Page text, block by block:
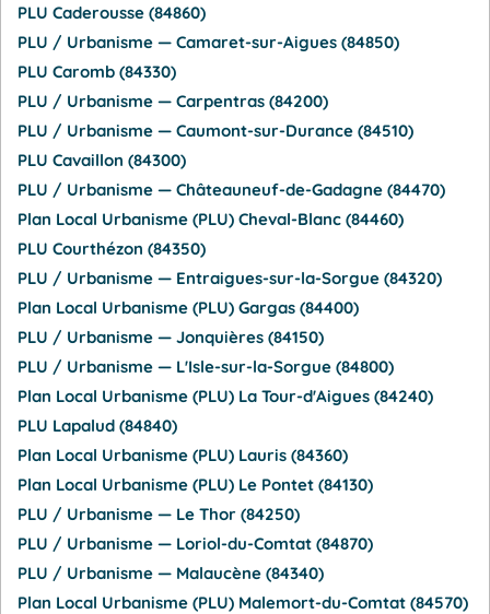
PLU Caderousse (84860)
PLU / Urbanisme — Camaret-sur-Aigues (84850)
PLU Caromb (84330)
PLU / Urbanisme — Carpentras (84200)
PLU / Urbanisme — Caumont-sur-Durance (84510)
PLU Cavaillon (84300)
PLU / Urbanisme — Châteauneuf-de-Gadagne (84470)
Plan Local Urbanisme (PLU) Cheval-Blanc (84460)
PLU Courthézon (84350)
PLU / Urbanisme — Entraigues-sur-la-Sorgue (84320)
Plan Local Urbanisme (PLU) Gargas (84400)
PLU / Urbanisme — Jonquières (84150)
PLU / Urbanisme — L'Isle-sur-la-Sorgue (84800)
Plan Local Urbanisme (PLU) La Tour-d'Aigues (84240)
PLU Lapalud (84840)
Plan Local Urbanisme (PLU) Lauris (84360)
Plan Local Urbanisme (PLU) Le Pontet (84130)
PLU / Urbanisme — Le Thor (84250)
PLU / Urbanisme — Loriol-du-Comtat (84870)
PLU / Urbanisme — Malaucène (84340)
Plan Local Urbanisme (PLU) Malemort-du-Comtat (84570)